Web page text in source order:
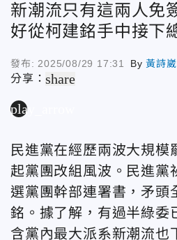
新潮流只有這兩人
好從柯建銘手中接下
發布: 2025/08/29 17:31 By黃詩崴
分享：share
play_arrow
民進黨在經歷兩波大規模
起黨團改組風波。民進黨
選黨團幹部連署書，矛頭
銘。據了解，有過半綠委
含黨內最大派系新潮流也